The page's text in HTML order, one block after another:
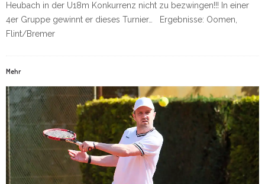
Heubach in der U18m Konkurrenz nicht zu bezwingen!!! In einer
4er Gruppe gewinnt er dieses Turnier… Ergebnisse: Oomen,
Flint/Bremer
Mehr